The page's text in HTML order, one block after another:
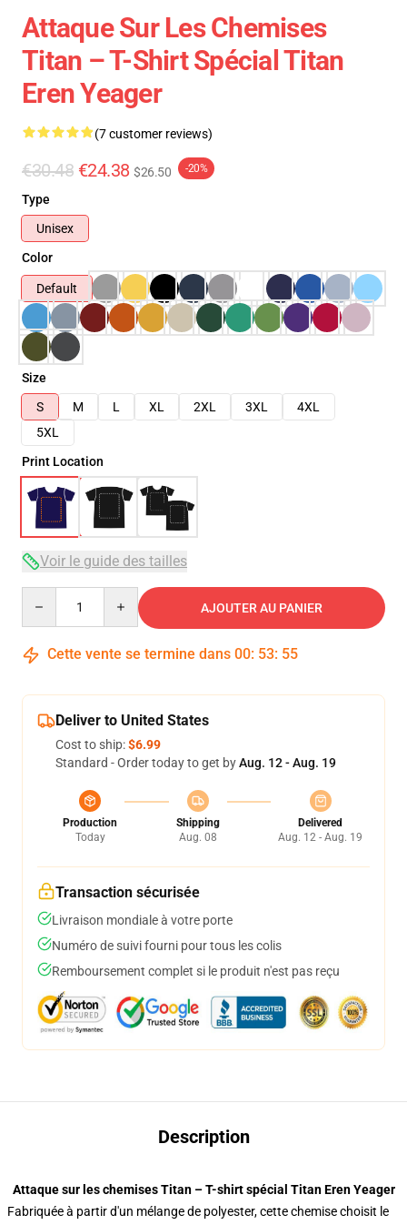
Attaque Sur Les Chemises
Titan – T-Shirt Spécial Titan
Eren Yeager
(7 customer reviews)
€30.48 €24.38 $26.50 -20%
Type
Unisex
Color
Default
Size
S
M L XL 2XL 3XL
4XL
5XL
Print Location
Voir le guide des tailles
AJOUTER AU PANIER
Cette vente se termine dans 00: 53: 54
Deliver to United States
Cost to ship:$6.99
Standard - Order today to get byAug. 12 - Aug. 19
Production
Today
Shipping
Aug. 08
Delivered
Aug. 12 - Aug. 19
Transaction sécurisée
Livraison mondiale à votre porte
Numéro de suivi fourni pour tous les colis
Remboursement complet si le produit n'est pas reçu
Description
Attaque sur les chemises Titan – T-shirt spécial Titan Eren Yeager
Fabriquée à partir d'un mélange de polyester, cette chemise choisit le